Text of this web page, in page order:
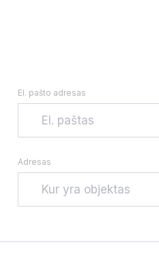
El. pašto adresas
Adresas